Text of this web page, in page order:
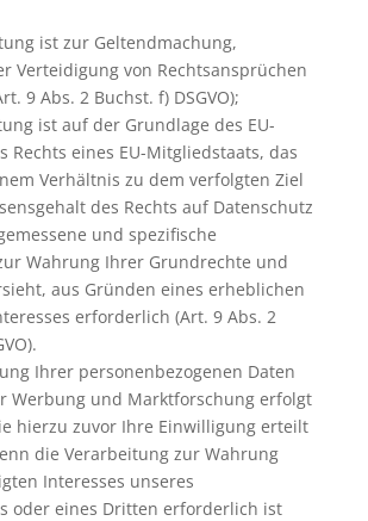
ist zur Geltendmachung,
Verteidigung von Rechtsansprüchen
9 Abs. 2 Buchst. f) DSGVO);
ist auf der Grundlage des EU-
Rechts eines EU-Mitgliedstaats, das
Verhältnis zu dem verfolgten Ziel
des Rechts auf Datenschutz
und spezifische
Wahrung Ihrer Grundrechte und
aus Gründen eines erheblichen
erforderlich (Art. 9 Abs. 2
Ihrer personenbezogenen Daten
Werbung und Marktforschung erfolgt
hierzu zuvor Ihre Einwilligung erteilt
die Verarbeitung zur Wahrung
Interesses unseres
oder eines Dritten erforderlich ist